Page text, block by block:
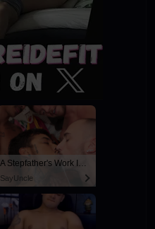
A Stepfather's Work Is Never Done
SayUncle